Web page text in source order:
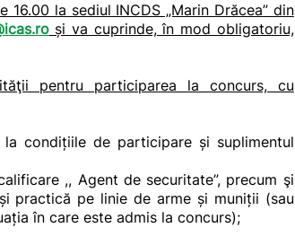
16.00 la sediul INCDS „Marin Drăcea” din
și va cuprinde, în mod obligatoriu,
pentru participarea la concurs, cu
condițiile de participare și suplimentul
,, Agent de securitate”, precum şi
practică pe linie de arme și muniții (sau
în care este admis la concurs);